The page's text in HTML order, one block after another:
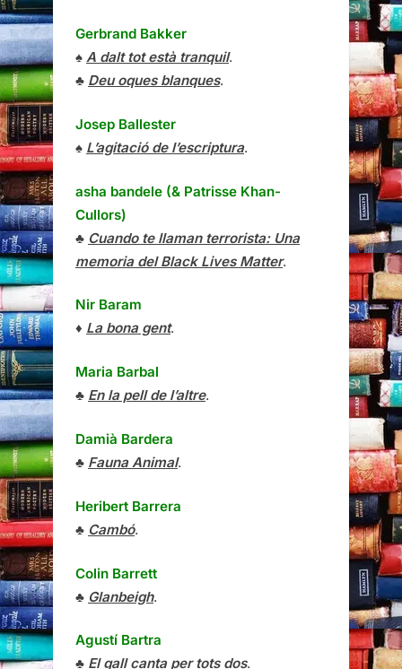
Gerbrand Bakker
♠ A dalt tot està tranquil.
♣ Deu oques blanques.
Josep Ballester
♠ L’agitació de l’escriptura.
asha bandele (& Patrisse Khan-
Cullors)
♣ Cuando te llaman terrorista: Una
memoria del Black Lives Matter.
Nir Baram
♦ La bona gent.
Maria Barbal
♣ En la pell de l’altre.
Damià Bardera
♣ Fauna Animal.
Heribert Barrera
♣ Cambó.
Colin Barrett
♣ Glanbeigh.
Agustí Bartra
♣ El gall canta per tots dos.